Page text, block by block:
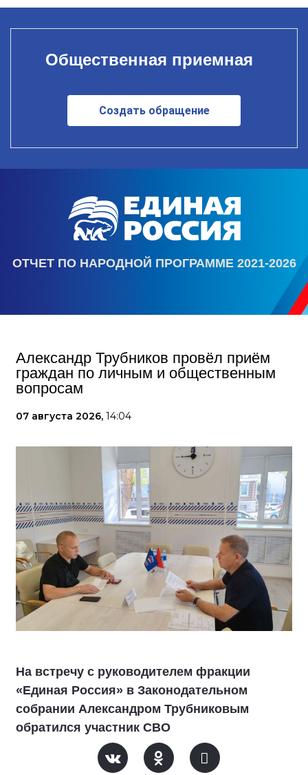
Общественная приемная
Создать обращение
ОТЧЕТ ПО НАРОДНОЙ ПРОГРАММЕ 2021-2026
Александр Трубников провёл приём
граждан по личным и общественным
вопросам
07 августа 2026, 14:04
На встречу с руководителем фракции
«Единая Россия» в Законодательном
собрании Александром Трубниковым
обратился участник СВО